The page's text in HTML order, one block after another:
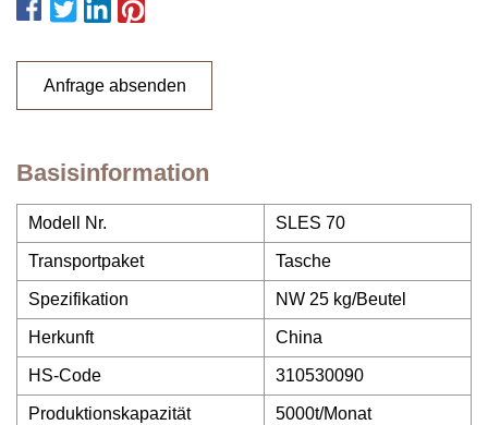
Anfrage absenden
Basisinformation
Modell Nr. SLES 70
Transportpaket Tasche
Spezifikation NW 25 kg/Beutel
Herkunft China
HS-Code 310530090
Produktionskapazität 5000t/Monat